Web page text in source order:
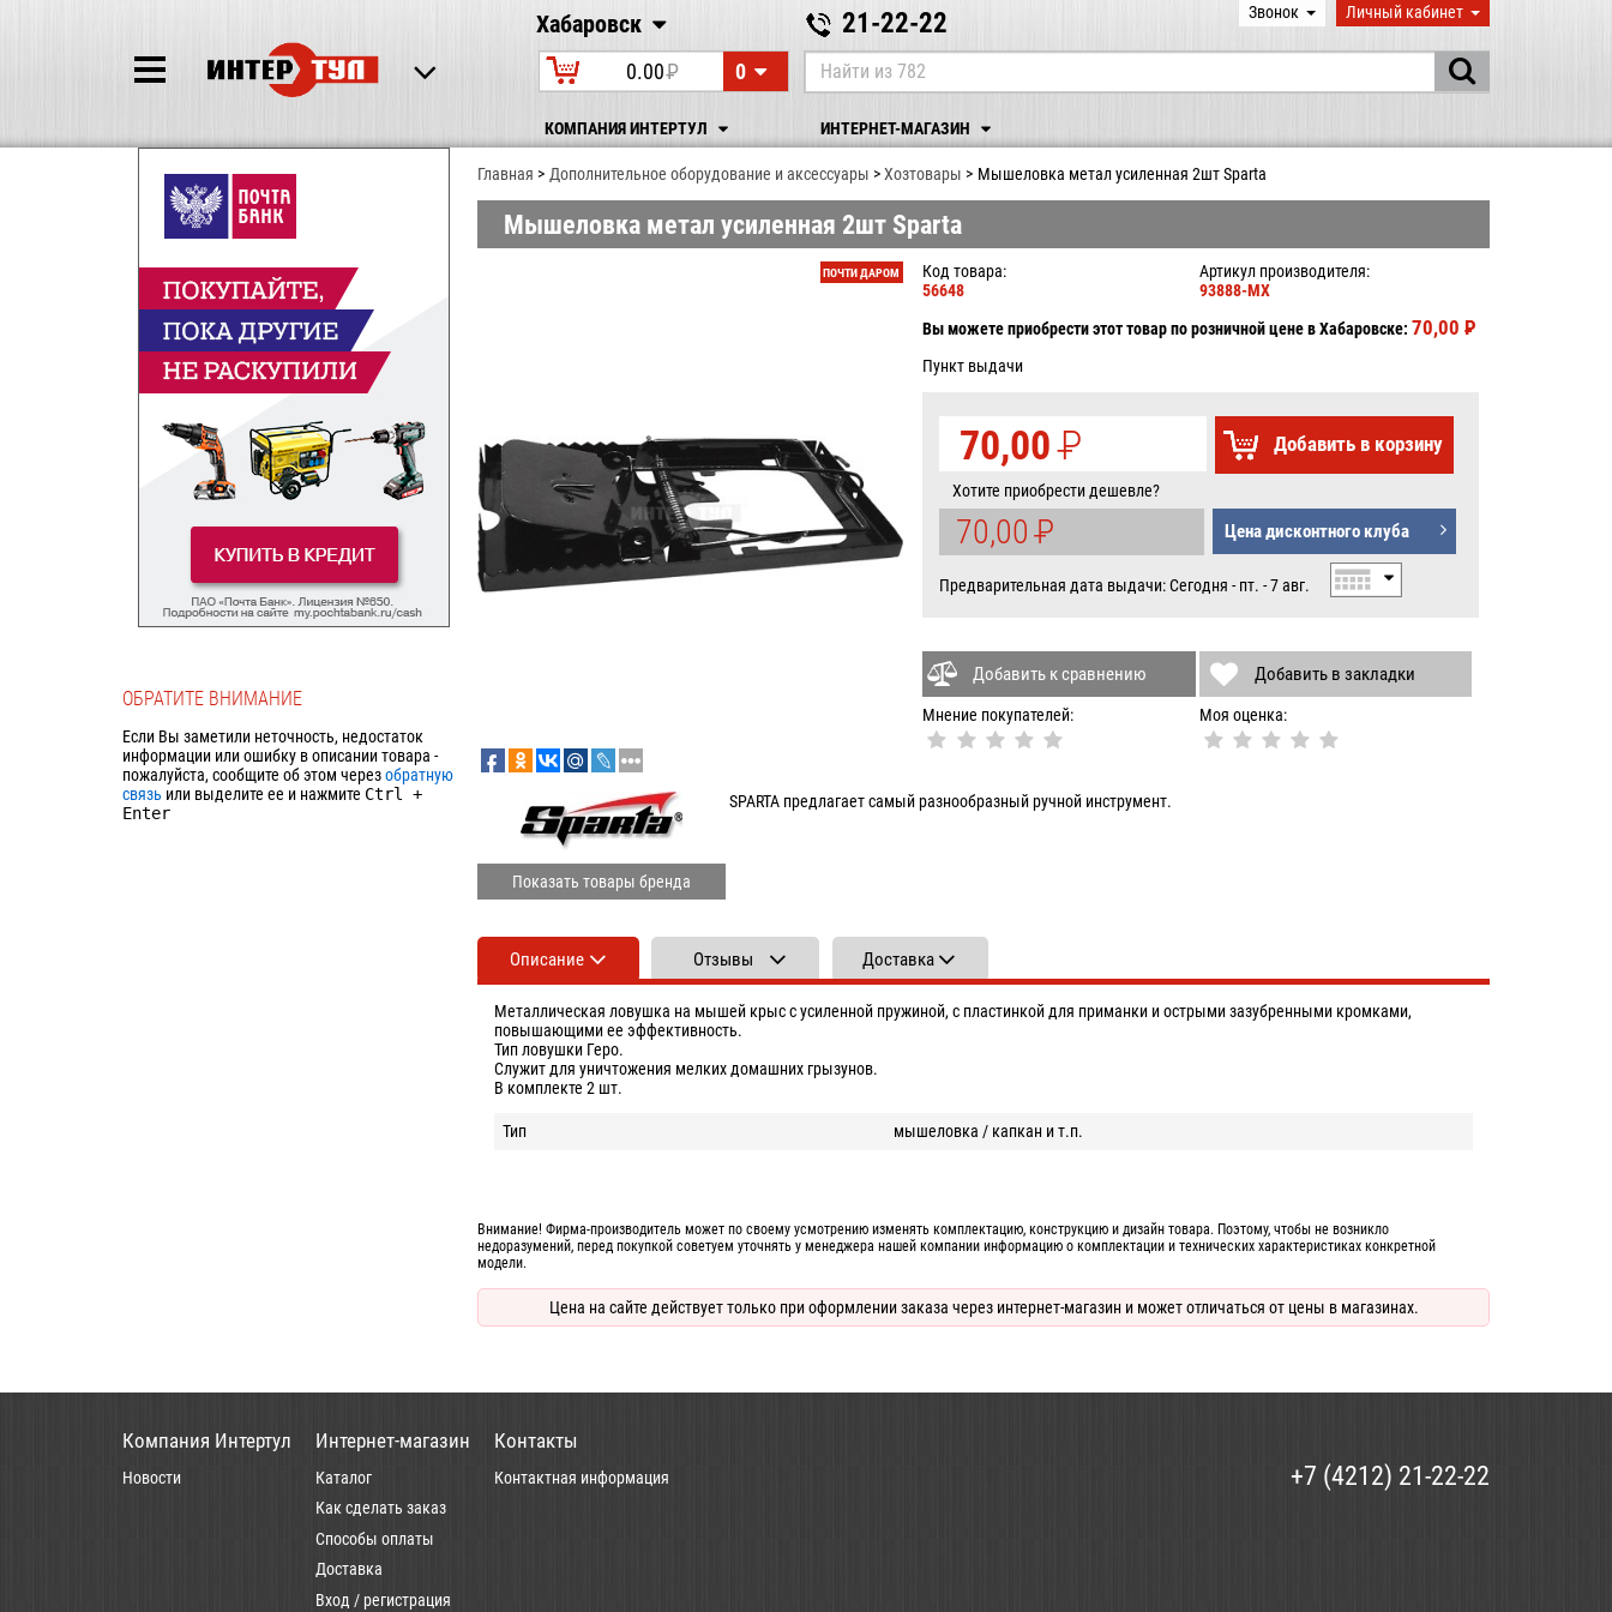
Хабаровск
Хабаровск
21-22-22 Звонок Личный кабинет
0.00P
0
КОМПАНИЯ ИНТЕРТУЛ ИНТЕРНЕТ-МАГАЗИН
Главная Дополнительное оборудование и аксессуары Хозтовары Мышеловка метал усиленная 2шт Sparta
Мышеловка метал усиленная 2шт Sparta
ПОЧТИ ДАРОМ
Код товара:
56648
Артикул производителя:
93888-MX
Вы можете приобрести этот товар по розничной цене в Хабаровске:70,00PУБ.
Пункт выдачи
70,00P
УБ.
Добавить в корзину
Хотите приобрести дешевле?
70,00P
УБ.
Цена дисконтного клуба
Предварительная дата выдачи: Сегодня - пт. - 7 авг.
Добавить к сравнению Добавить в закладки
Мнение покупателей: Моя оценка:
Показать товары бренда
SPARTA предлагает самый разнообразный ручной инструмент.
Описание
Металлическая ловушка на мышей крыс с усиленной пружиной, с пластинкой для приманки и острыми зазубренными кромками,
повышающими ее эффективность.
Тип ловушки Геро.
Служит для уничтожения мелких домашних грызунов.
В комплекте 2 шт.
Тип мышеловка / капкан и т.п.
Отзывы Доставка
Внимание! Фирма-производитель может по своему усмотрению изменять комплектацию, конструкцию и дизайн товара. Поэтому, чтобы не возникло
недоразумений, перед покупкой советуем уточнять у менеджера нашей компании информацию о комплектации и технических характеристиках конкретной
модели.
Цена на сайте действует только при оформлении заказа через интернет-магазин и может отличаться от цены в магазинах.
ОБРАТИТЕ ВНИМАНИЕ
Если Вы заметили неточность, недостаток
информации или ошибку в описании товара -
пожалуйста, сообщите об этом черезобратную
связь или выделите ее и нажмите Ctrl
+
Enter
Компания Интертул
Новости
Интернет-магазин
Каталог
Как сделать заказ
Способы оплаты
Доставка
Вход / регистрация
Контакты
Контактная информация +7 (4212) 21-22-22